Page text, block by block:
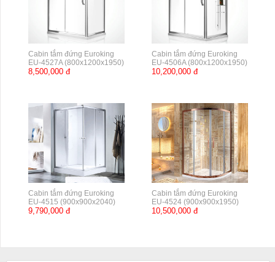
Cabin tắm đứng Euroking
EU-4527A (800x1200x1950)
8,500,000 đ
Cabin tắm đứng Euroking
EU-4506A (800x1200x1950)
10,200,000 đ
Cabin tắm đứng Euroking
EU-4515 (900x900x2040)
9,790,000 đ
Cabin tắm đứng Euroking
EU-4524 (900x900x1950)
10,500,000 đ